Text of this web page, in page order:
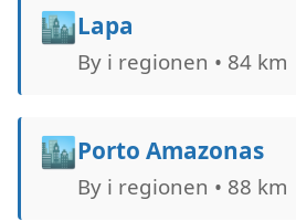
🏙️Lapa
By i regionen • 84 km
🏙️Porto Amazonas
By i regionen • 88 km